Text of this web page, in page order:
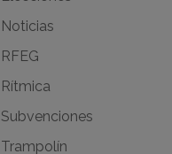
Noticias
RFEG
Rítmica
Subvenciones
Trampolín